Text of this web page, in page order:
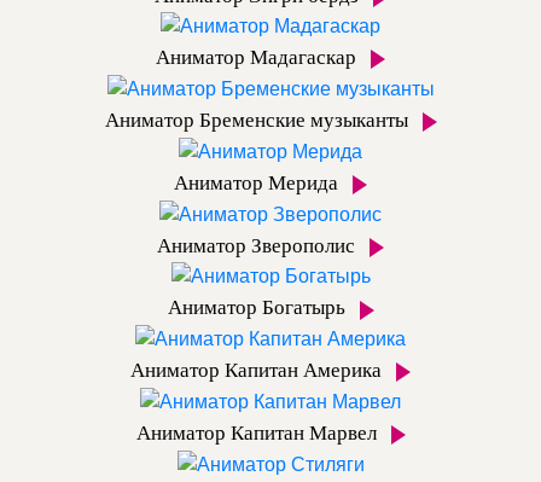
Аниматор Мадагаскар
Аниматор Бременские музыканты
Аниматор Мерида
Аниматор Зверополис
Аниматор Богатырь
Аниматор Капитан Америка
Аниматор Капитан Марвел